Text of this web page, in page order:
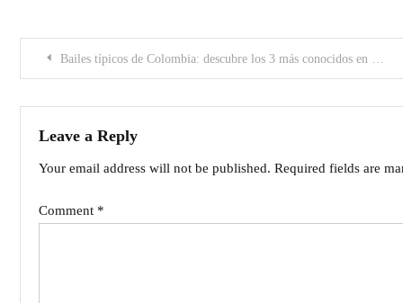
PostBailes típicos de Colombia: descubre los 3 más conocidos en cada región
Leave a Reply
Your email address will not be published. Required fields are
Comment *